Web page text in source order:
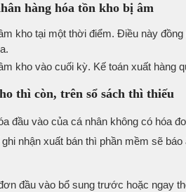
hàng hóa tồn kho bị âm
kho tại một thời điểm. Điều này
kho vào cuối kỳ. Kế toán xuất hàng
thì còn, trên sổ sách thì thiếu
đầu vào của cá nhân không có hóa
nhận xuất bán thì phần mềm sẽ báo
đầu vào bổ sung trước hoặc ngay